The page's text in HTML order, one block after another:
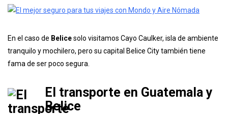
En el caso de Belicesolo visitamos Cayo Caulker, isla de ambiente
tranquilo y mochilero, pero su capital Belice City también tiene
fama de ser poco segura.
El transporte en Guatemala y
Belice